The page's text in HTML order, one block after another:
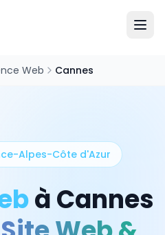
Web Cannes
Alpes-Côte d'Azur
àCannes